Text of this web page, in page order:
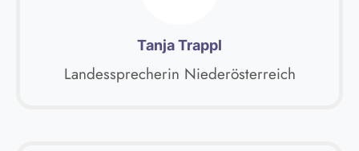
Tanja Trappl
Landessprecherin Niederösterreich